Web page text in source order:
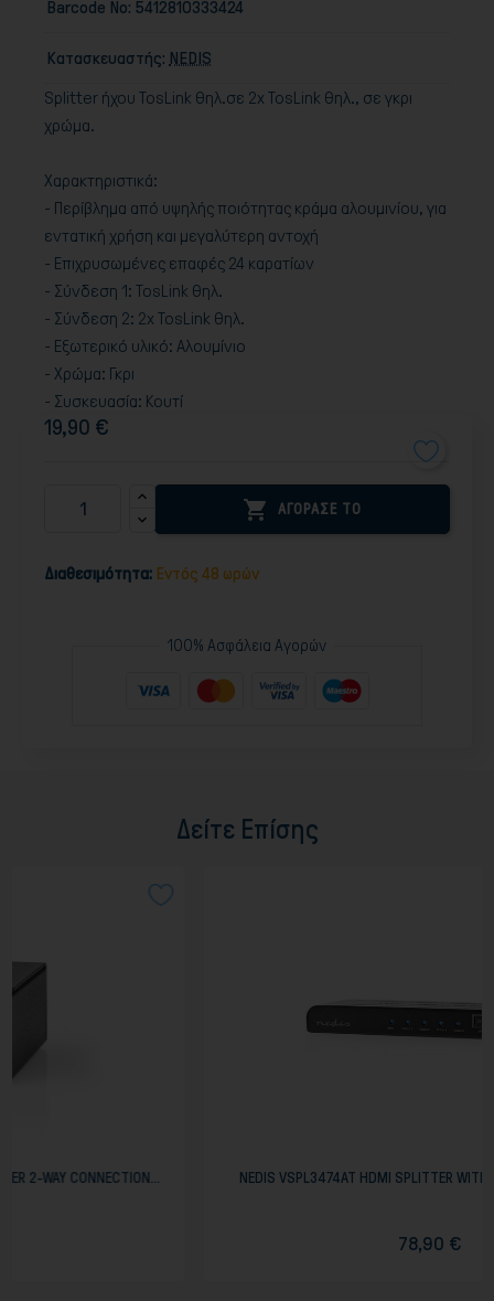
Barcode No: 5412810333424
Κατασκευαστής: NEDIS
Splitter ήχου TosLink θηλ.σε 2x TosLink θηλ., σε γκρι
χρώμα.
Χαρακτηριστικά:
- Περίβλημα από υψηλής ποιότητας κράμα αλουμινίου, για
εντατική χρήση και μεγαλύτερη αντοχή
- Επιχρυσωμένες επαφές 24 καρατίων
- Σύνδεση 1: TosLink θηλ.
- Σύνδεση 2: 2x TosLink θηλ.
- Εξωτερικό υλικό: Αλουμίνιο
- Χρώμα: Γκρι
- Συσκευασία: Κουτί
19,90 €
 ΑΓΟΡΑΣΕ ΤΟ
Διαθεσιμότητα: Εντός 48 ωρών
100% Ασφάλεια Αγορών
Δείτε Επίσης
NEDIS VSPL3474AT HDMI SPLITTER WITH 4PORTS